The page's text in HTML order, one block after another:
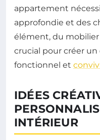
appartement
approfondie et des
élément, du mobilier
crucial pour créer
fonctionnel et
IDÉES
INTÉRIEUR